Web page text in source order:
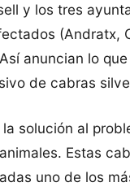
y los tres
(Andratx,
anuncian lo
de cabras
solución al
Estas
uno de los